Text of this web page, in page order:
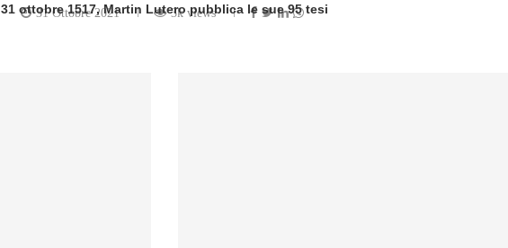
31 ottobre 1517, Martin Lutero pubblica le sue 95 tesi
31 Ottobre 2021 3k views